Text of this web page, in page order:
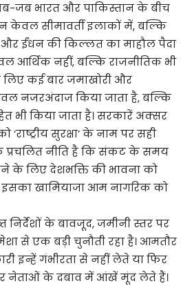
जब भारत और पाकिस्तान के बीच
केवल सीमावर्ती इलाकों में, बल्कि
और ईंधन की किल्लत का माहौल पैदा
आर्थिक नहीं, बल्कि राजनीतिक भी
कई बार जमाखोरी और
नजरअंदाज किया जाता है, बल्कि
भी किया जाता है। सरकारें अक्सर
सुरक्षा’ के नाम पर सही
प्रचलित नीति है कि संकट के समय
के लिए देशभक्ति की भावना को
इसका खामियाजा आम नागरिक को
निर्देशों के बावजूद, जमीनी स्तर पर
से एक बड़ी चुनौती रहा है। आमतौर
इन्हें गंभीरता से नहीं लेते या फिर
और नेताओं के दबाव में आंखें मूंद लेते हैं।